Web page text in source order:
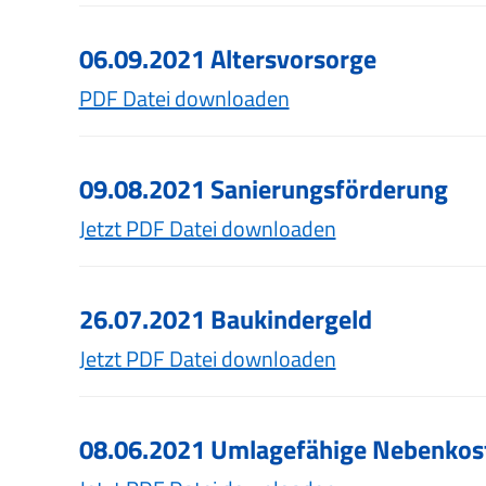
06.09.2021 Altersvorsorge
PDF Datei downloaden
09.08.2021 Sanierungsförderung
Jetzt PDF Datei downloaden
26.07.2021 Baukindergeld
Jetzt PDF Datei downloaden
08.06.2021 Umlagefähige